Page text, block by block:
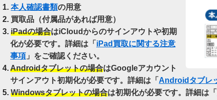
本人確認書類の用意
買取品（付属品があれば用意）
iPadの場合はiCloudからのサインアウトや初期
化が必要です。詳細は「 iPad買取に関する注意
事項 」をご確認ください。
Androidタブレットの場合はGoogleアカウント
サインアウト初期化が必要です。詳細は「 Androidタブレ
Windowsタブレットの場合は初期化が必要です。詳細は「